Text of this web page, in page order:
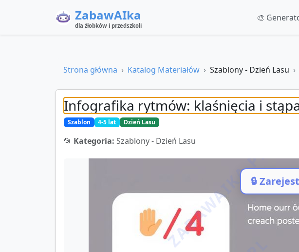
ZabawAIka
dla żłobków i przedszkoli
🎨
Strona główna Katalog Materiałów Szablony - Dzień Lasu
Infografika rytmów: klaśnięcia i
Szablon 4-5 lat Dzień Lasu
📂 Kategoria: Szablony - Dzień Lasu
ZABAWAIKA.PL
🔒